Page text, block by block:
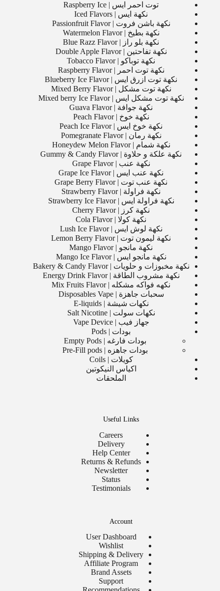
توت احمر ايس | Raspberry Ice
نكهة ايس | Iced Flavors
نكهة باشن فروت | Passionfruit Flavor
نكهة بطيخ | Watermelon Flavor
نكهة بلو راز | Blue Razz Flavor
نكهة تفاحتين | Double Apple Flavor
نكهة توباكو | Tobacco Flavor
نكهة توت احمر | Raspberry Flavor
نكهة توت ازرق ايس | Blueberry Ice Flavor
نكهة توت مشكل | Mixed Berry Flavor
نكهة توت مشكل ايس | Mixed berry Ice Flavor
نكهة جوافة | Guava Flavor
نكهة خوخ | Peach Flavor
نكهة خوخ ايس | Peach Ice Flavor
نكهة رمان | Pomegranate Flavor
نكهة شمام | Honeydew Melon Flavor
نكهة علكة و حلاوة | Gummy & Candy Flavor
نكهة عنب | Grape Flavor
نكهة عنب ايس | Grape Ice Flavor
نكهة عنب توت | Grape Berry Flavor
نكهة فراولة | Strawberry Flavor
نكهة فراولة ايس | Strawberry Ice Flavor
نكهة كرز | Cherry Flavor
نكهة كولا | Cola Flavor
نكهة لوش ايس | Lush Ice Flavor
نكهة ليمون توت | Lemon Berry Flavor
نكهة مانجو | Mango Flavor
نكهة مانجو ايس | Mango Ice Flavor
نكهة مخبوزات و حلويات | Bakery & Candy Flavor
نكهة مشروب الطاقة | Energy Drink Flavor
نكهه فواكه مشكله | Mix Fruits Flavor
سحبات جاهزة | Disposables Vape
نكهات شيشة | E-liquids
نكهات سولت | Salt Nicotine
جهاز فيب | Vape Device
بودات | Pods
بودات فارغه | Empty Pods
بودات جاهزه | Pre-Fill pods
كويلات | Coils
اكياس النيكوتين
الملحقات
Useful Links
Careers
Delivery
Help Center
Returns & Refunds
Newsletter
Status
Testimonials
Account
User Dashboard
Wishlist
Shipping & Delivery
Affiliate Program
Brand Assets
Support